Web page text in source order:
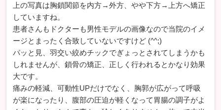
上の写真は胸鎖関節を内方→外方、やや下方→上方へ矯正
していますね。
患者さんもドクターも男性モデルの画像なので当院のイメ
ージとまったく合致していないですけど (^^;)
パッと見、羽交い絞めチックでぎょっとされてしまうかも
しれませんが、鎖骨の矯正、正しく行われるとかなり効果
大です。
痛みの軽減、可動性UPだけでなく、胸郭が広がって呼吸
が楽になったり、腹部の圧迫が軽くなって胃腸の調子がよ